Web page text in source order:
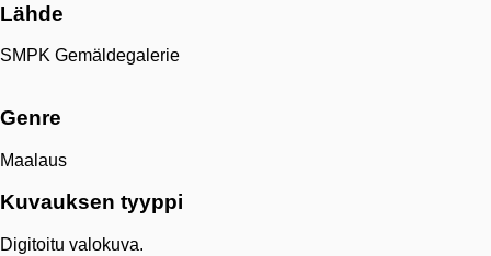
Lähde
SMPK Gemäldegalerie
Genre
Maalaus
Kuvauksen tyyppi
Digitoitu valokuva.